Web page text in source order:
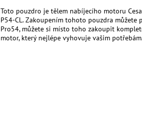
Toto pouzdro je tělem nabíjecího motoru
P54-CL. Zakoupením tohoto pouzdra
Pro54, můžete si místo toho zakoupit
motor, který nejlépe vyhovuje vašim